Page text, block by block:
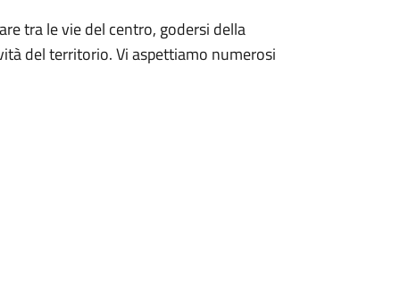
tra le vie del centro, godersi della
del territorio. Vi aspettiamo numerosi